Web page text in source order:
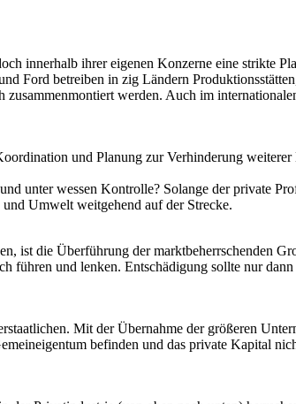
innerhalb ihrer eigenen Konzerne eine strikte
Ford betreiben in zig Ländern
werden. Auch im
und Planung zur Verhinderung
unter wessen Kontrolle? Solange der private
Umwelt weitgehend auf der Strecke.
ist die Überführung der marktbeherrschenden
führen und lenken. Entschädigung sollte nur
Mit der Übernahme der größeren
befinden und das private Kapital